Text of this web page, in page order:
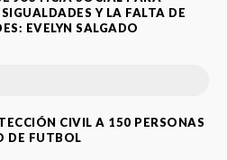
Y LA FALTA DE
EVELYN SALGADO
CIVIL A 150 PERSONAS
DE FUTBOL